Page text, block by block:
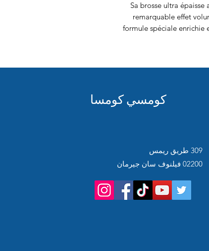
Sa brosse ultra
remarquable effet
formule spéciale enrichie
كومسي كومسا
309 طريق ريمس
02200 فيلنوف سان جيرمان